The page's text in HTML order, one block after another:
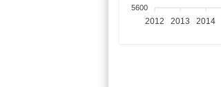
5600
2012 2013 2014